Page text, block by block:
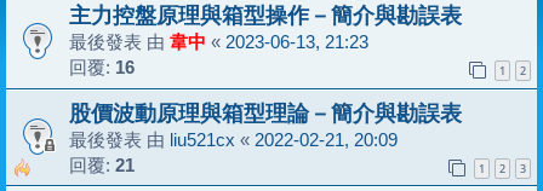
主力控盤原理與箱型操作－簡介與勘誤表
最後發表 由 韋中 « 2023-06-13, 21:23
回覆: 16 1 2
股價波動原理與箱型理論－簡介與勘誤表
最後發表 由 liu521cx « 2022-02-21, 20:09
回覆: 21 1 2 3